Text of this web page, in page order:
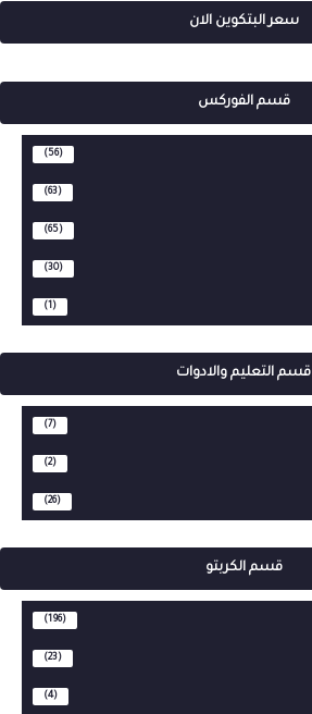
سعر البتكوين الان
قسم الفوركس
(56)
(63)
(65)
(30)
(1)
قسم التعليم والادوات
(7)
(2)
(26)
قسم الكربتو
(196)
(23)
(4)